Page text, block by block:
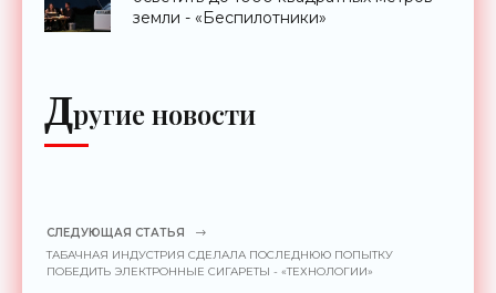
земли - «Беспилотники»
Другие новости
СЛЕДУЮЩАЯ СТАТЬЯ
ТАБАЧНАЯ ИНДУСТРИЯ СДЕЛАЛА ПОСЛЕДНЮЮ ПОПЫТКУ
ПОБЕДИТЬ ЭЛЕКТРОННЫЕ СИГАРЕТЫ - «ТЕХНОЛОГИИ»